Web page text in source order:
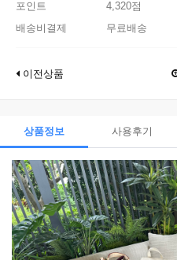
포인트
4,320점
배송비결제
무료배송
이전상품
상품정보 사용후기